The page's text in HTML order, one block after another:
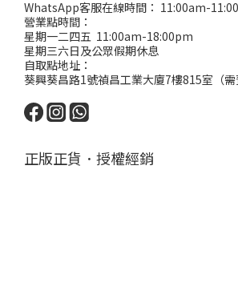
WhatsApp客服在線時間： 11:00am-
營業點時間：
星期一二四五 11:00am-18:00pm
星期三六日及公眾假期休息
自取點地址：
葵興葵昌路1號禎昌工業大廈7樓815室（需
正版正貨．授權經銷